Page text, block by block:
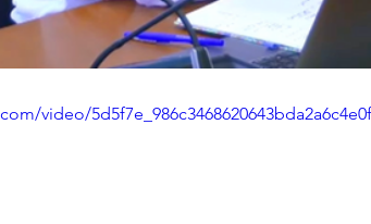
video/